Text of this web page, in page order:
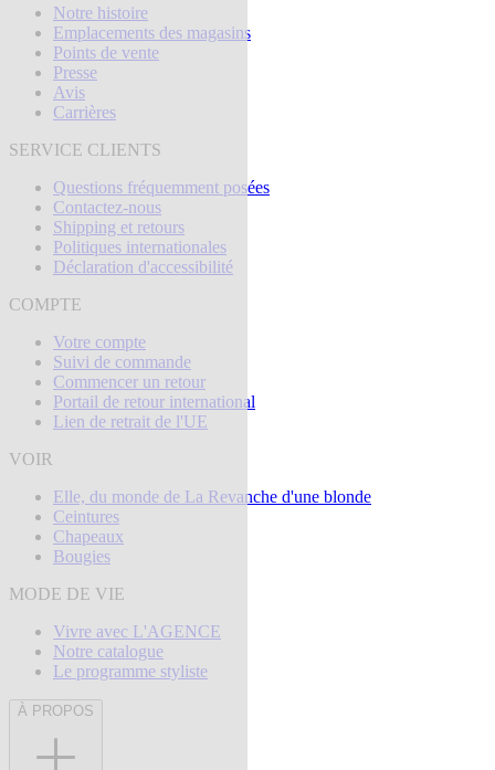
Notre histoire
Emplacements des magasins
Points de vente
Presse
Avis
Carrières
SERVICE CLIENTS
Questions fréquemment posées
Contactez-nous
Shipping et retours
Politiques internationales
Déclaration d'accessibilité
COMPTE
Votre compte
Suivi de commande
Commencer un retour
Portail de retour international
Lien de retrait de l'UE
VOIR
Elle, du monde de La Revanche d'une blonde
Ceintures
Chapeaux
Bougies
MODE DE VIE
Vivre avec L'AGENCE
Notre catalogue
Le programme styliste
À PROPOS